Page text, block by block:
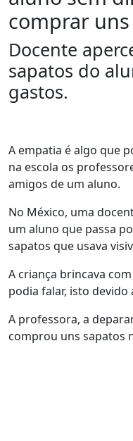
comprar
Docente
sapatos do
gastos.
A empatia é algo que
na escola os
amigos de um aluno.
No México, uma
um aluno que passa
sapatos que usava
A criança brincava
podia falar, isto devido
A professora, a
comprou uns sapatos